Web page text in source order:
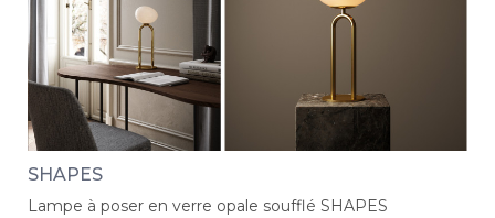
SHAPES
Lampe à poser en verre opale soufflé SHAPES